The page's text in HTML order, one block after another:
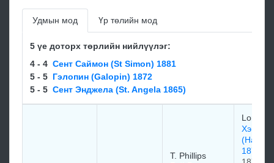
Удмын мод Үр төлийн мод
5 үе доторх төрлийн нийлүүлэг:
4 - 4 Сент Саймон (St Simon) 1881
5 - 5 Гэлопин (Galopin) 1872
5 - 5 Сент Энджела (St. Angela 1865)
T. Phillips
Lord
1872